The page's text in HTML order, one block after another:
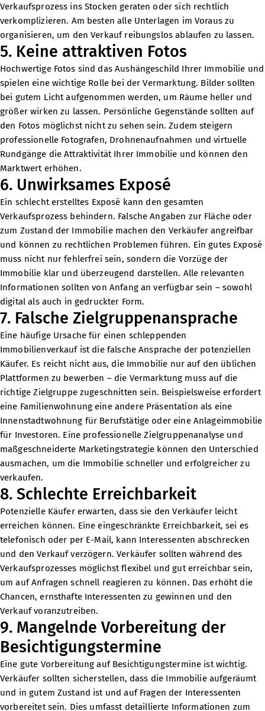
Verkaufsprozess ins Stocken geraten oder sich rechtlich
verkomplizieren. Am besten alle Unterlagen im Voraus zu
organisieren, um den Verkauf reibungslos ablaufen zu lassen.
5. Keine attraktiven Fotos
Hochwertige Fotos sind das Aushängeschild Ihrer Immobilie und
spielen eine wichtige Rolle bei der Vermarktung. Bilder sollten
bei gutem Licht aufgenommen werden, um Räume heller und
größer wirken zu lassen. Persönliche Gegenstände sollten auf
den Fotos möglichst nicht zu sehen sein. Zudem steigern
professionelle Fotografen, Drohnenaufnahmen und virtuelle
Rundgänge die Attraktivität Ihrer Immobilie und können den
Marktwert erhöhen.
6. Unwirksames Exposé
Ein schlecht erstelltes Exposé kann den gesamten
Verkaufsprozess behindern. Falsche Angaben zur Fläche oder
zum Zustand der Immobilie machen den Verkäufer angreifbar
und können zu rechtlichen Problemen führen. Ein gutes Exposé
muss nicht nur fehlerfrei sein, sondern die Vorzüge der
Immobilie klar und überzeugend darstellen. Alle relevanten
Informationen sollten von Anfang an verfügbar sein – sowohl
digital als auch in gedruckter Form.
7. Falsche Zielgruppenansprache
Eine häufige Ursache für einen schleppenden
Immobilienverkauf ist die falsche Ansprache der potenziellen
Käufer. Es reicht nicht aus, die Immobilie nur auf den üblichen
Plattformen zu bewerben – die Vermarktung muss auf die
richtige Zielgruppe zugeschnitten sein. Beispielsweise erfordert
eine Familienwohnung eine andere Präsentation als eine
Innenstadtwohnung für Berufstätige oder eine Anlageimmobilie
für Investoren. Eine professionelle Zielgruppenanalyse und
maßgeschneiderte Marketingstrategie können den Unterschied
ausmachen, um die Immobilie schneller und erfolgreicher zu
verkaufen.
8. Schlechte Erreichbarkeit
Potenzielle Käufer erwarten, dass sie den Verkäufer leicht
erreichen können. Eine eingeschränkte Erreichbarkeit, sei es
telefonisch oder per E-Mail, kann Interessenten abschrecken
und den Verkauf verzögern. Verkäufer sollten während des
Verkaufsprozesses möglichst flexibel und gut erreichbar sein,
um auf Anfragen schnell reagieren zu können. Das erhöht die
Chancen, ernsthafte Interessenten zu gewinnen und den
Verkauf voranzutreiben.
9. Mangelnde Vorbereitung der
Besichtigungstermine
Eine gute Vorbereitung auf Besichtigungstermine ist wichtig.
Verkäufer sollten sicherstellen, dass die Immobilie aufgeräumt
und in gutem Zustand ist und auf Fragen der Interessenten
vorbereitet sein. Dies umfasst detaillierte Informationen zum